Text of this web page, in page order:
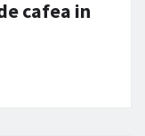
cafea in